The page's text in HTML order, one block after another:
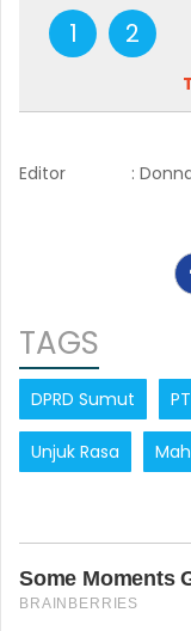
1 2
Editor :
TAGS
DPRD Sumut
Unjuk Rasa